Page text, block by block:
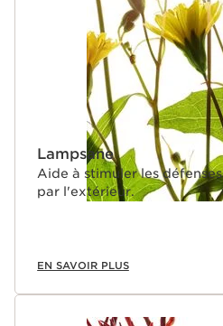
Lampsane
Aide à stimuler les
par l'extérieur.
EN SAVOIR PLUS